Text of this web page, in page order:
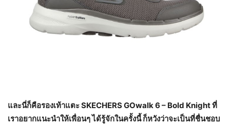
และนี่ก็คือรองเท้าแตะSKECHERS GOwalk 6 – Bold Knight ที่
เราอยากแนะนำให้เพื่อนๆ ได้รู้จักในครั้งนี้ ก็หวังว่าจะเป็นที่ชื่นชอบ